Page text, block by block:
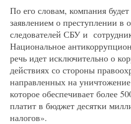
По его словам, компания
заявлением о преступлении в
следователей СБУ и
Национальное
речь идет исключительно о
действиях со стороны
направленных на
которое обеспечивает более
платит в бюджет десятки
налогов».